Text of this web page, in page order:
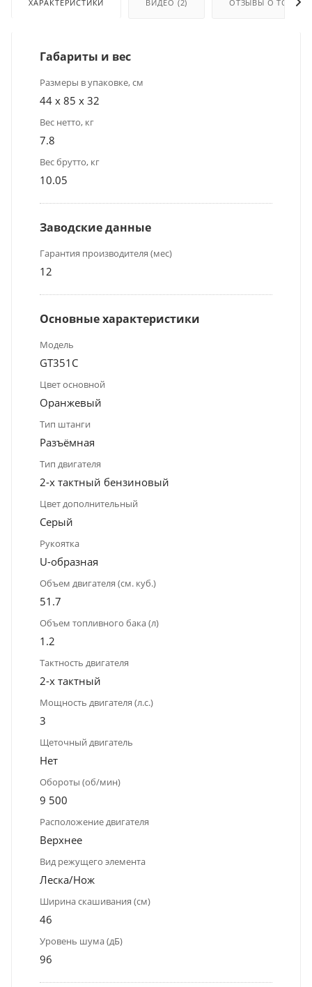
ХАРАКТЕРИСТИКИ ВИДЕО (2) ОТЗЫВЫ О ТОВАРЕ
Габариты и вес
Размеры в упаковке, см
44 х 85 х 32
Вес нетто, кг
7.8
Вес брутто, кг
10.05
Заводские данные
Гарантия производителя (мес)
12
Основные характеристики
Модель
GT351C
Цвет основной
Оранжевый
Тип штанги
Разъёмная
Тип двигателя
2-х тактный бензиновый
Цвет дополнительный
Серый
Рукоятка
U-образная
Объем двигателя (см. куб.)
51.7
Объем топливного бака (л)
1.2
Тактность двигателя
2-х тактный
Мощность двигателя (л.с.)
3
Щеточный двигатель
Нет
Обороты (об/мин)
9 500
Расположение двигателя
Верхнее
Вид режущего элемента
Леска/Нож
Ширина скашивания (см)
46
Уровень шума (дБ)
96